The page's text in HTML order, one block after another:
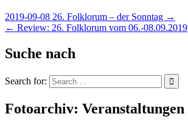
2019-09-08 26. Folklorum – der Sonntag →
← Review: 26. Folklorum vom 06.-08.09.2019
Suche nach
Search for:
Fotoarchiv: Veranstaltungen